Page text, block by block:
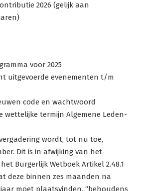
2026 (gelijk aan
voor 2025
uitgevoerde evenementen t/m
code en wachtwoord
wettelijke termijn Algemene Leden-
wordt, tot nu toe,
Dit is in afwijking van het
Burgerlijk Wetboek Artikel 2.48.1
deze binnen zes maanden na
moet plaatsvinden. “behoudens